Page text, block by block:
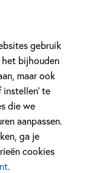
gebruik
bijhouden
maar ook
te
die we
aanpassen.
ga je
cookies
.
Binnen 2
Dolfje
jaar nieuwe
avonturen
van alle